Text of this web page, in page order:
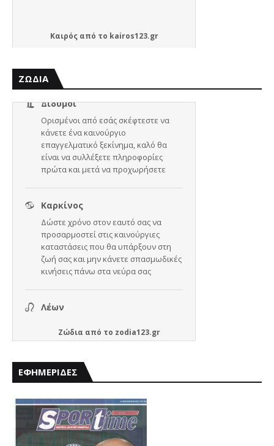
Καιρόςαπό το kairos123.gr
ΖΩΔΙΑ
Ζώδια από το zodia123.gr
ΕΦΗΜΕΡΙΔΕΣ